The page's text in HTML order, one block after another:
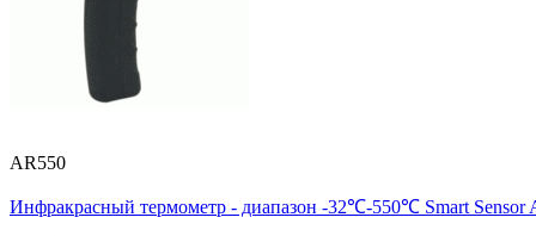
AR550
Инфракрасный термометр - диапазон -32℃-550℃ Smart Sensor